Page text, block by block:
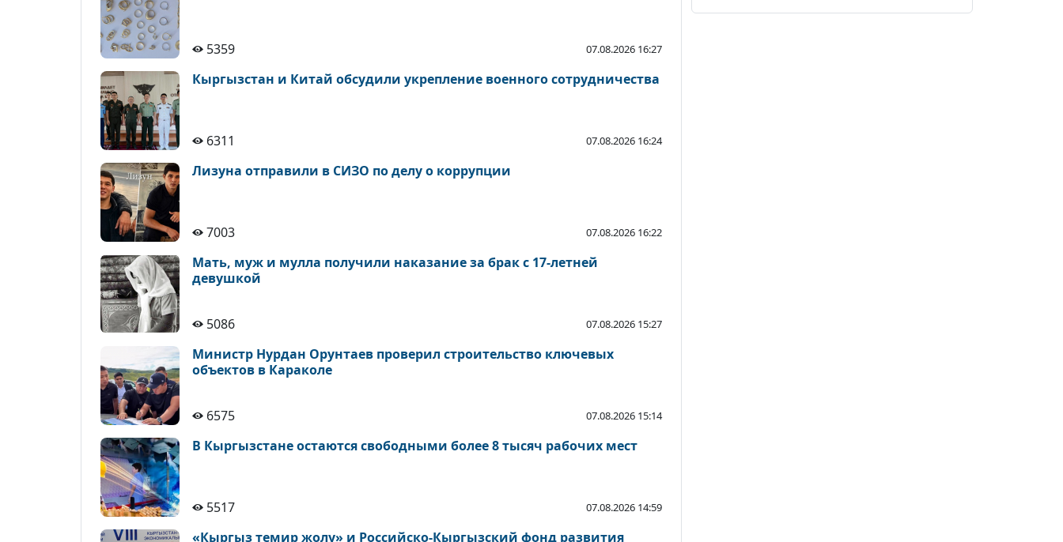
5359 07.08.2026 16:27
Кыргызстан и Китай обсудили укрепление военного сотрудничества
6311 07.08.2026 16:24
Лизуна отправили в СИЗО по делу о коррупции
7003 07.08.2026 16:22
Мать, муж и мулла получили наказание за брак с 17-летней
девушкой
5086 07.08.2026 15:27
Министр Нурдан Орунтаев проверил строительство ключевых
объектов в Караколе
6575 07.08.2026 15:14
В Кыргызстане остаются свободными более 8 тысяч рабочих мест
5517 07.08.2026 14:59
«Кыргыз темир жолу» и Российско-Кыргызский фонд развития